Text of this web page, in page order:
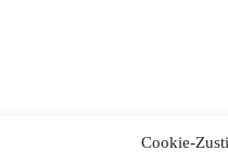
Cookie-